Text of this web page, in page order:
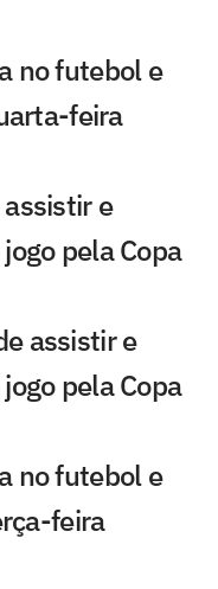
no futebol e
feira
e
pela Copa
assistir e
pela Copa
no futebol e
feira